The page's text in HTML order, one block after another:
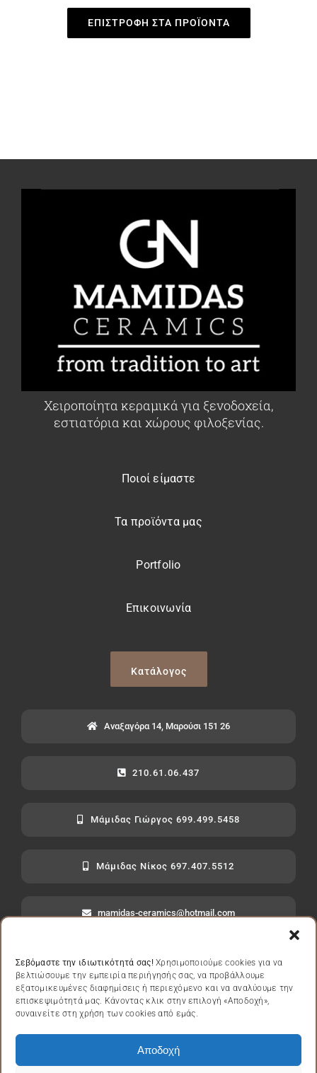
Σεβόμαστε την ιδιωτικότητά σας!Χρησιμοποιούμε cookies για να
βελτιώσουμε την εμπειρία περιήγησής σας, να προβάλλουμε
εξατομικευμένες διαφημίσεις ή περιεχόμενο και να αναλύουμε την
επισκεψιμότητά μας. Κάνοντας κλικ στην επιλογή «Αποδοχή»,
συναινείτε στη χρήση των cookies από εμάς.
Αποδοχή
ΕΠΙΣΤΡΟΦΗ ΣΤΑ ΠΡΟΪΟΝΤΑ
Χειροποίητα κεραμικά για ξενοδοχεία,
εστιατόρια και χώρους φιλοξενίας.
Ποιοί είμαστε
Τα προϊόντα μας
Portfolio
Επικοινωνία
Κατάλογος
Αναξαγόρα 14, Μαρούσι 151 26
210.61.06.437
Μάμιδας Γιώργος 699.499.5458
Μάμιδας Νίκος 697.407.5512
mamidas-ceramics@hotmail.com
Πολιτική Απορρήτου|Πολιτική Cookies|Όροι Χρήσης
© All rights reserved.• GN Mamidas Ceramics – Εργαστήριο